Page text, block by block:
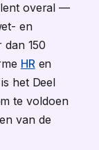
overal —
en
dan 150
HRen
het Deel
te voldoen
van de